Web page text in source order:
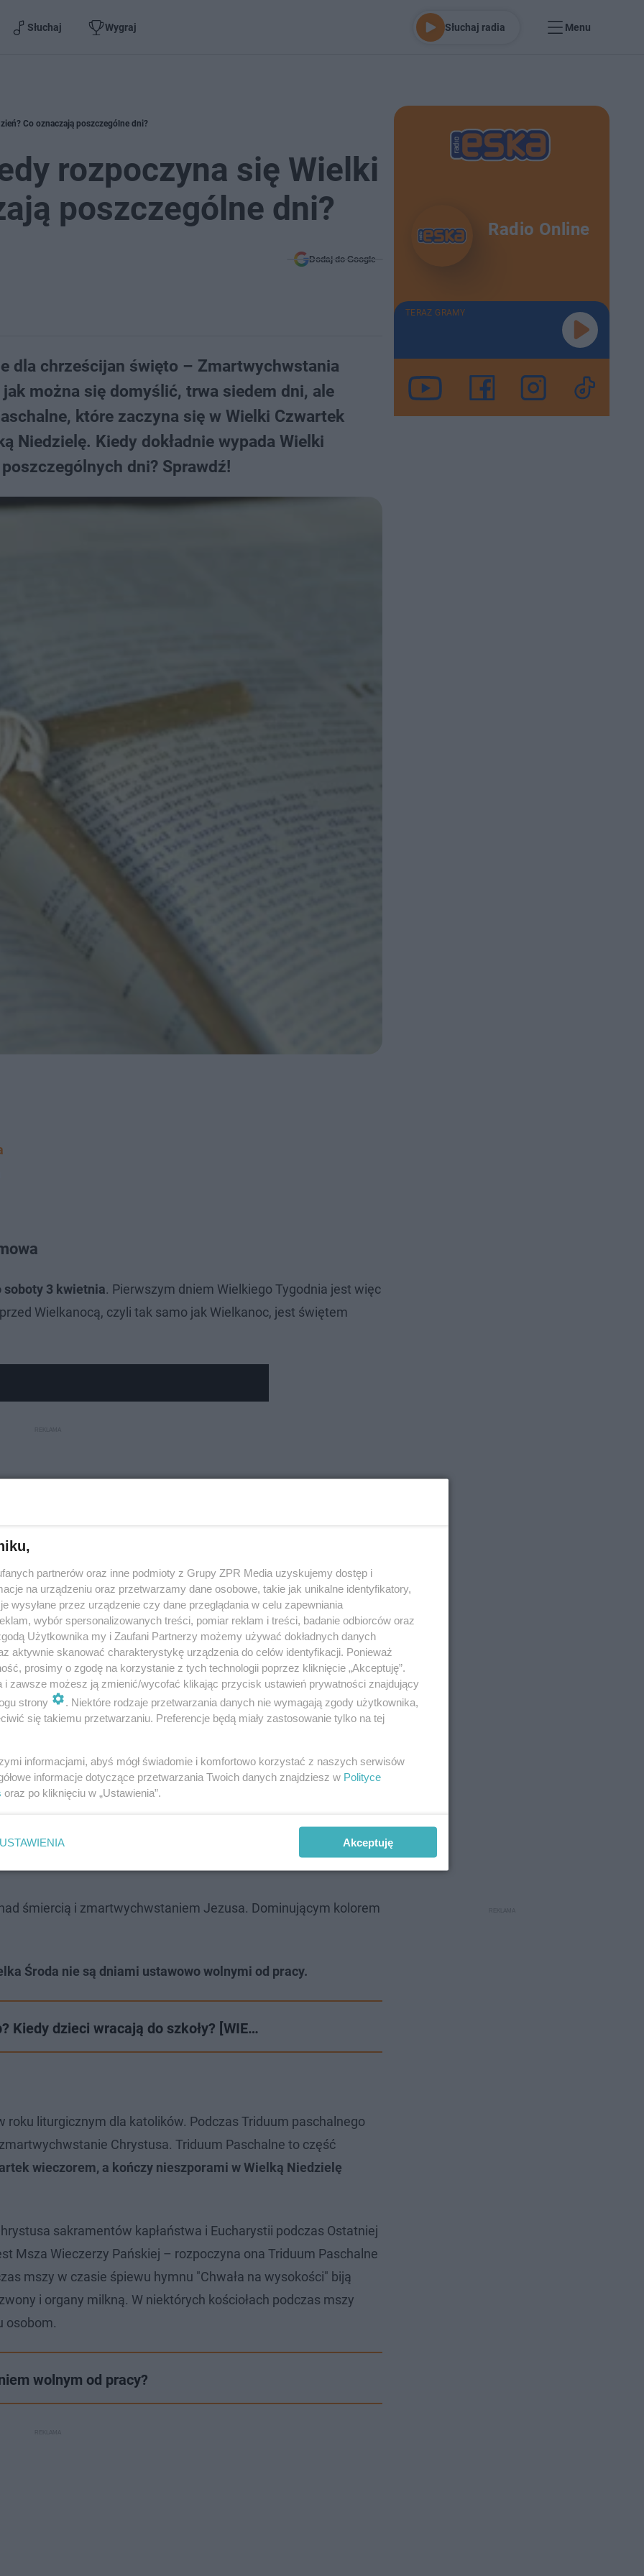
Słuchaj Wygraj Słuchaj radia Menu
Co oznaczają poszczególne dni?
rozpoczyna się Wielki
poszczególne dni?
Dodaj do Google
dla chrześcijan święto – Zmartwychwstania
można się domyślić, trwa siedem dni, ale
które zaczyna się w Wielki Czwartek
Niedzielę. Kiedy dokładnie wypada Wielki
dni? Sprawdź!
soboty 3 kwietnia. Pierwszym dniem Wielkiego Tygodnia jest więc
Wielkanocą, czyli tak samo jak Wielkanoc, jest świętem
Kiedy przypada? Zwyczaje i zasady
do Jerozolimy. Tradycyjnie, podczas obrzędów związanych z
następnie wierni udają się na procesję.
Wielki Wtorek i Wielka Środa
przypominające nauki Jezusa w Jerozolimie. To też
Zgodnie z tradycją należy te porządki zakończyć najpóźniej
śmiercią i zmartwychwstaniem Jezusa. Dominującym kolorem
Środa nie są dniami ustawowo wolnymi od pracy.
Kiedy dzieci wracają do szkoły? [WIE…
roku liturgicznym dla katolików. Podczas Triduum paschalnego
Chrystusa. Triduum Paschalne to część
wieczorem, a kończy nieszporami w Wielką Niedzielę
sakramentów kapłaństwa i Eucharystii podczas Ostatniej
Msza Wieczerzy Pańskiej – rozpoczyna ona Triduum Paschalne
mszy w czasie śpiewu hymnu "Chwała na wysokości" biją
i organy milkną. W niektórych kościołach podczas mszy
osobom.
wolnym od pracy?
Radio Online
TERAZ GRAMY
partnerów oraz inne podmioty z Grupy ZPR Media uzyskujemy dostęp i
na urządzeniu oraz przetwarzamy dane osobowe, takie jak unikalne identyfikatory,
wysyłane przez urządzenie czy dane przeglądania w celu zapewniania
wybór spersonalizowanych treści, pomiar reklam i treści, badanie odbiorców oraz
Użytkownika my i Zaufani Partnerzy możemy używać dokładnych danych
aktywnie skanować charakterystykę urządzenia do celów identyfikacji. Ponieważ
prosimy o zgodę na korzystanie z tych technologii poprzez kliknięcie „Akceptuję”.
i zawsze możesz ją zmienić/wycofać klikając przycisk ustawień prywatności znajdujący
strony
. Niektóre rodzaje przetwarzania danych nie wymagają zgody użytkownika,
się takiemu przetwarzaniu. Preferencje będą miały zastosowanie tylko na tej
informacjami, abyś mógł świadomie i komfortowo korzystać z naszych serwisów
informacje dotyczące przetwarzania Twoich danych znajdziesz w Polityce
oraz po kliknięciu w „Ustawienia”.
USTAWIENIA Akceptuję